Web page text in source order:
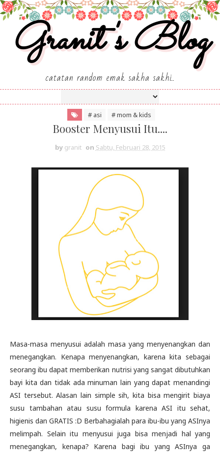
Granit's Blog
catatan random emak sakha sakhi..
# asi # mom & kids
Booster Menyusui Itu....
by granit on Sabtu, Februari 28, 2015
Masa-masa menyusui adalah masa yang menyenangkan dan
menegangkan. Kenapa menyenangkan, karena kita sebagai
seorang ibu dapat memberikan nutrisi yang sangat dibutuhkan
bayi kita dan tidak ada minuman lain yang dapat menandingi
ASI tersebut. Alasan lain simple sih, kita bisa mengirit biaya
susu tambahan atau susu formula karena ASI itu sehat,
higienis dan GRATIS :D Berbahagialah para ibu-ibu yang ASInya
melimpah. Selain itu menyusui juga bisa menjadi hal yang
menegangkan, kenapa? Karena bagi ibu yang ASInya ga